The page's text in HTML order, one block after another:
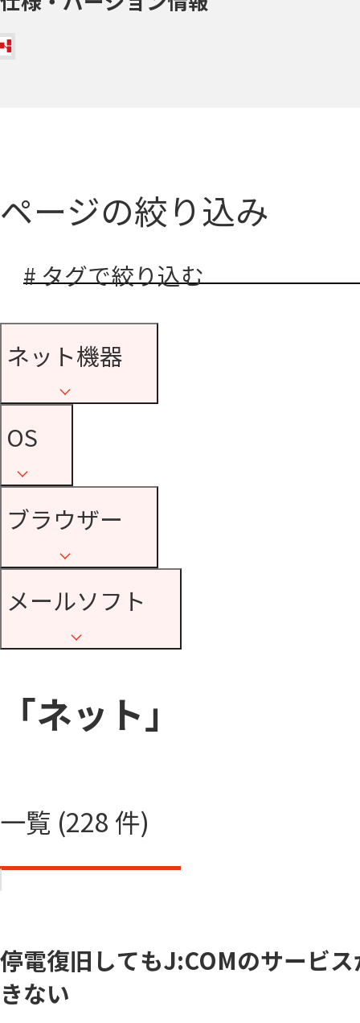
ページの絞り込み
# タグで絞り込む
ネット機器
OS
ブラウザー
メールソフト
「ネット」
一覧 (228 件)
停電復旧してもJ:COMのサービ
きない